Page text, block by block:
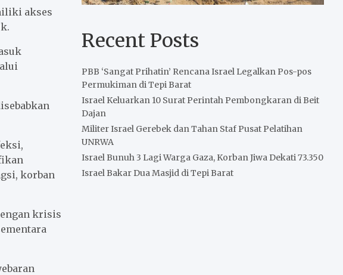
akses
korban
krisis
Recent Posts
PBB ‘Sangat Prihatin’ Rencana Israel Legalkan Pos-pos
Permukiman di Tepi Barat
Israel Keluarkan 10 Surat Perintah Pembongkaran di Beit
Dajan
Militer Israel Gerebek dan Tahan Staf Pusat Pelatihan
UNRWA
Israel Bunuh 3 Lagi Warga Gaza, Korban Jiwa Dekati 73.350
Israel Bakar Dua Masjid di Tepi Barat